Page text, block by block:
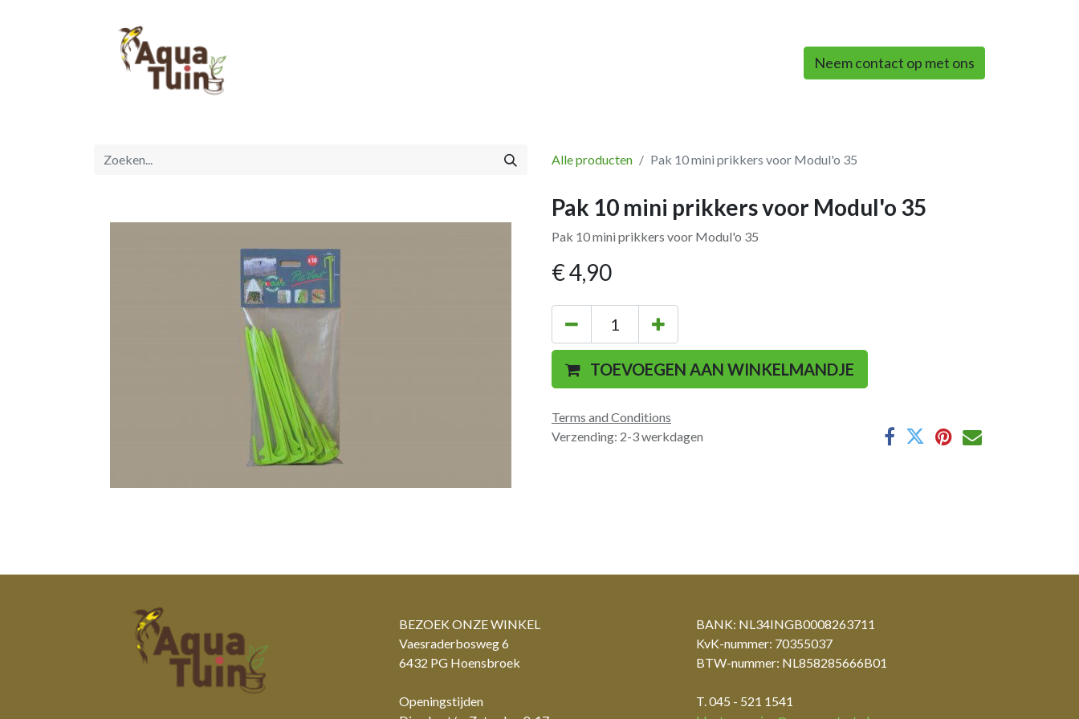
Neem contact op met ons
Alle producten Pak 10 mini prikkers voor Modul'o 35
Pak 10 mini prikkers voor Modul'o 35
Pak 10 mini prikkers voor Modul'o 35
€4,90
TOEVOEGEN AAN WINKELMANDJE
Terms and Conditions
Verzending: 2-3 werkdagen
BANK: NL34INGB0008263711
KvK-nummer: 70355037
BTW-nummer: NL858285666B01
T. 045 - 521 1541
BEZOEK ONZE WINKEL
Vaesraderbosweg 6
6432 PG Hoensbroek
Openingstijden